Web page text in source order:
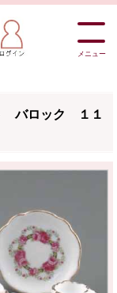
メニュー
バロック １１